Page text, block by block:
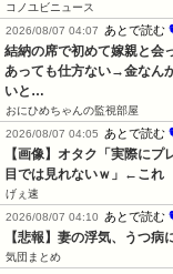
コノユビニュース
2026/08/07 04:07
あとで読む
結納の席で初めて嫁親と会
あっても仕方ない→金なん
いと…
おにひめちゃんの監視部屋
2026/08/07 04:05
あとで読む
【画像】オタク「実際に
目では見れないｗ」←これ
げぇ速
2026/08/07 04:10
あとで読む
【悲報】妻の浮気、うつ
気団まとめ